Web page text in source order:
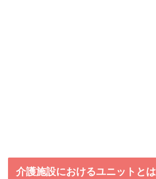
介護施設におけるユニットとは